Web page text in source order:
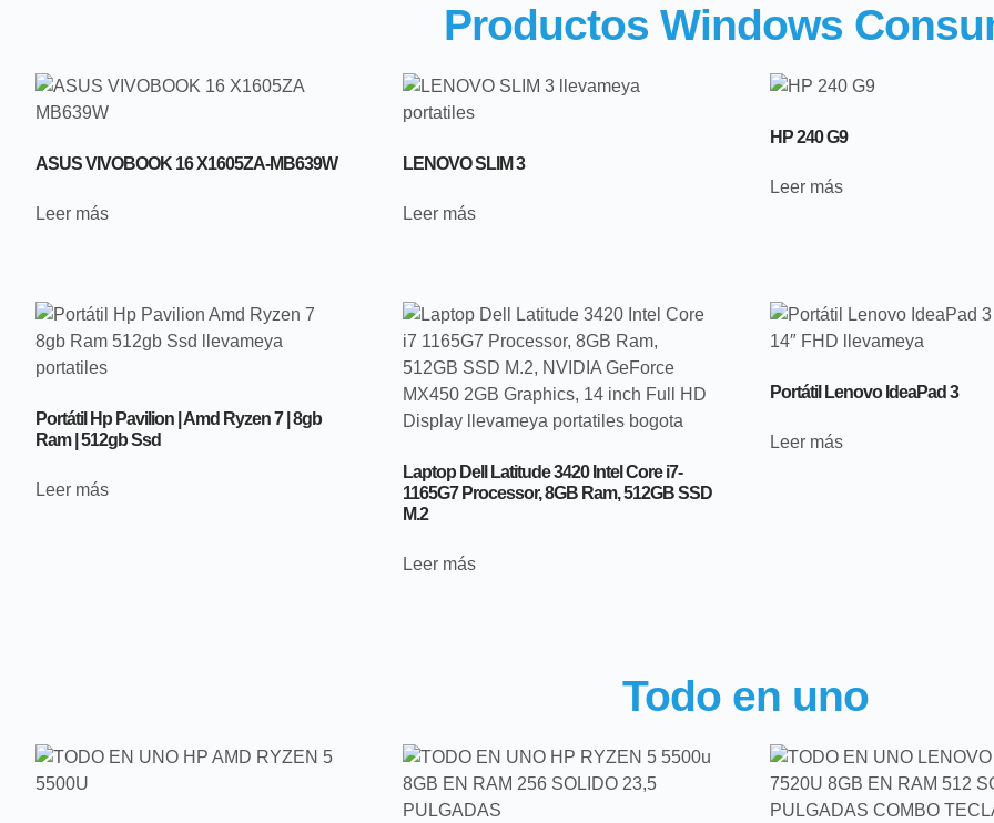
Productos Windows
ASUS VIVOBOOK 16 X1605ZA-MB639W
Leer más
LENOVO SLIM 3
Leer más
HP 240 G9
Leer más
Portátil Hp Pavilion | Amd Ryzen 7 | 8gb
Ram | 512gb Ssd
Leer más
Laptop Dell Latitude 3420 Intel Core i7-
1165G7 Processor, 8GB Ram, 512GB SSD
M.2
Leer más
Portátil Lenovo IdeaPad 3
Leer más
Todo en uno